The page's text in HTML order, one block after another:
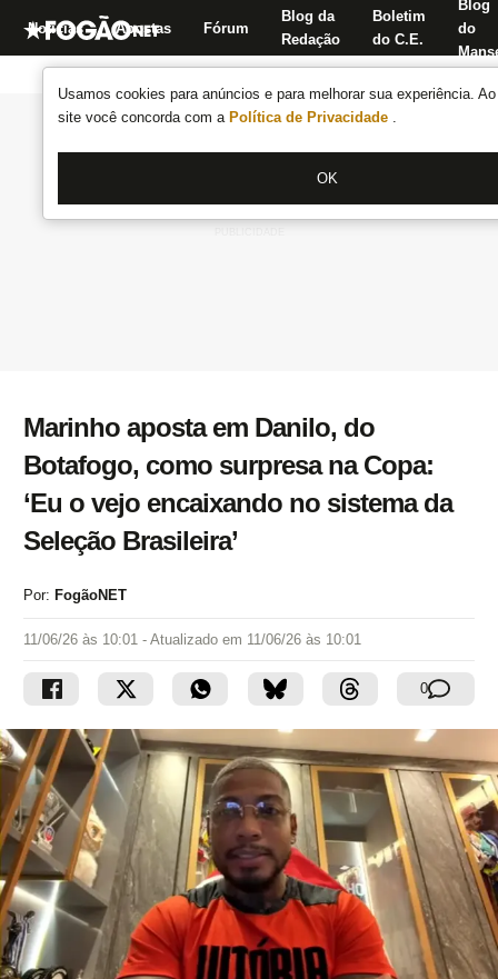
Usamos cookies para anúncios e para melhorar sua experiência.
site você concorda com a Política de Privacidade .
OK
Notícias Apostas Fórum
Blog da
Redação
Boletim
do C.E.
Blog
do
Marinho aposta em Danilo, do
Botafogo, como surpresa na Copa:
‘Eu o vejo encaixando no sistema da
Seleção Brasileira’
Por: FogãoNET
11/06/26 às 10:01 - Atualizado em 11/06/26 às 10:01
0